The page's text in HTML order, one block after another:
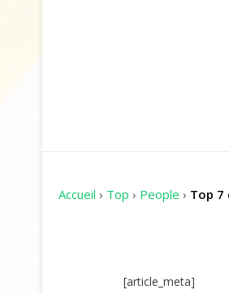
Accueil › Top › People › Top 7
[article_meta]